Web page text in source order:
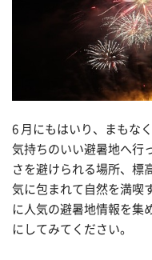
6 月にもはいり、まもな
気持ちのいい避暑地へ行
さを避けられる場所、標
気に包まれて自然を満喫
に人気の避暑地情報を集
にしてみてください。